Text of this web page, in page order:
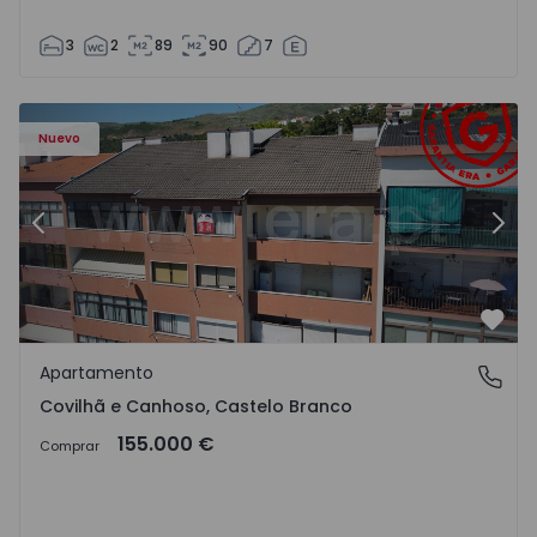
3 2 89 90 7
Nuevo
- 18
Apartamento T2 Covilhã, Covilhã e Canhoso - 1497806 -
Anterior
Covilhã e Canhoso, Castelo Branco
Apartamento
Covilhã e Canhoso, Castelo Branco
Comprar 155.000 €